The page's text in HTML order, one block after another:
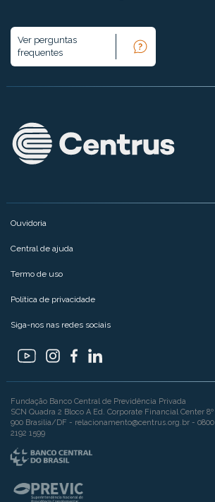
Ver perguntas
frequentes
Ouvidoria
Central de ajuda
Termo de uso
Política de privacidade
Siga-nos nas redes sociais
Fundação Banco Central de Previdência Privada
SCN Quadra 2 Bloco A Ed. Corporate Financial Center
900 Brasilia/DF - relacionamento@centrus.org.br - 0800
2192 1599